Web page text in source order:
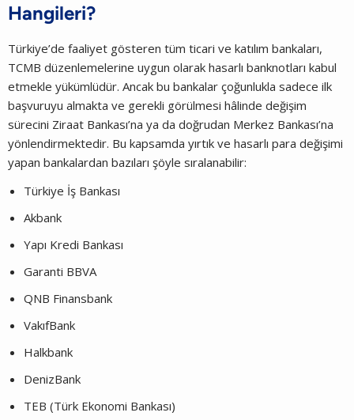
Hangileri?
Türkiye’de faaliyet gösteren tüm ticari ve katılım bankaları,
TCMB düzenlemelerine uygun olarak hasarlı banknotları kabul
etmekle yükümlüdür. Ancak bu bankalar çoğunlukla sadece ilk
başvuruyu almakta ve gerekli görülmesi hâlinde değişim
sürecini Ziraat Bankası’na ya da doğrudan Merkez Bankası’na
yönlendirmektedir. Bu kapsamda yırtık ve hasarlı para değişimi
yapan bankalardan bazıları şöyle sıralanabilir:
Türkiye İş Bankası
Akbank
Yapı Kredi Bankası
Garanti BBVA
QNB Finansbank
VakıfBank
Halkbank
DenizBank
TEB (Türk Ekonomi Bankası)